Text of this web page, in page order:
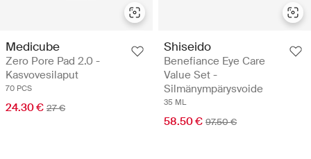
Medicube
Zero Pore Pad 2.0 -
Kasvovesilaput
70 PCS
24.30 € 27 €
Shiseido
Benefiance Eye Care
Value Set -
Silmänympärysvoide
35 ML
58.50 € 97.50 €